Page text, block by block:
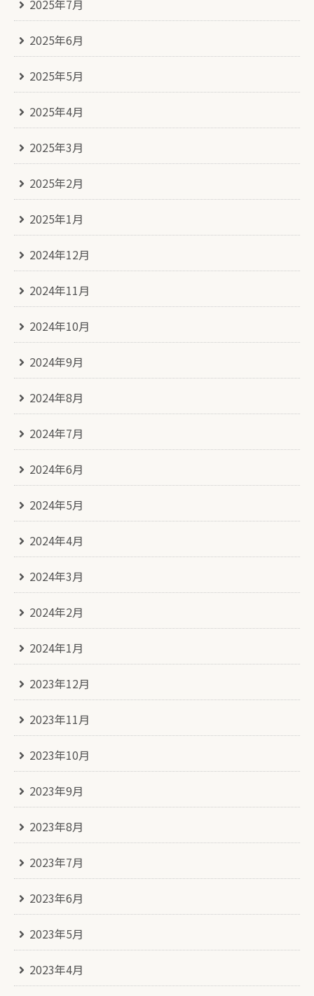
2025年7月
2025年6月
2025年5月
2025年4月
2025年3月
2025年2月
2025年1月
2024年12月
2024年11月
2024年10月
2024年9月
2024年8月
2024年7月
2024年6月
2024年5月
2024年4月
2024年3月
2024年2月
2024年1月
2023年12月
2023年11月
2023年10月
2023年9月
2023年8月
2023年7月
2023年6月
2023年5月
2023年4月